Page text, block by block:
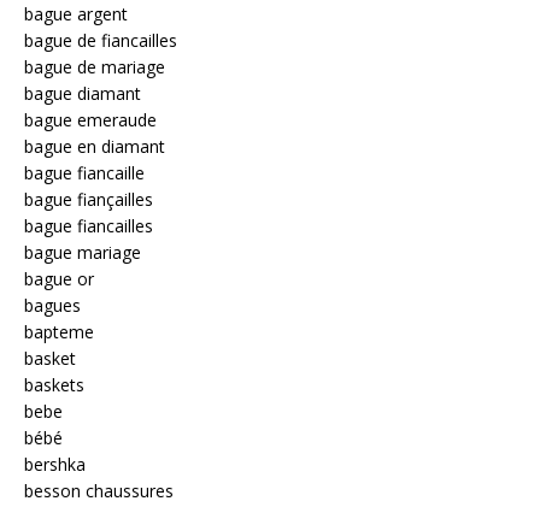
bague argent
bague de fiancailles
bague de mariage
bague diamant
bague emeraude
bague en diamant
bague fiancaille
bague fiançailles
bague fiancailles
bague mariage
bague or
bagues
bapteme
basket
baskets
bebe
bébé
bershka
besson chaussures